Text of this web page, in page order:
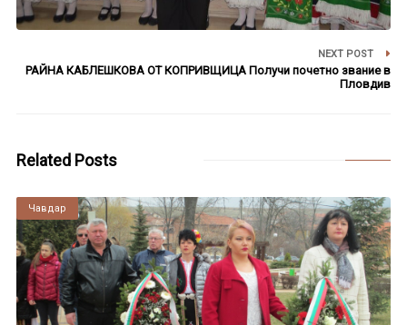
NEXT POST
РАЙНА КАБЛЕШКОВА ОТ КОПРИВЩИЦА Получи почетно звание в
Пловдив
Related Posts
Чавдар